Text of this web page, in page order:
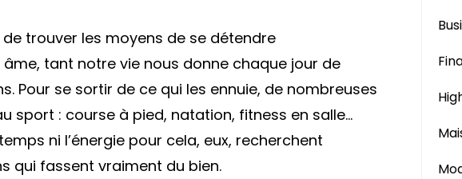
de trouver les moyens de se détendre
tant notre vie nous donne chaque jour de
Pour se sortir de ce qui les ennuie, de nombreuses
sport : course à pied, natation, fitness en salle…
ni l’énergie pour cela, eux, recherchent
qui fassent vraiment du bien.